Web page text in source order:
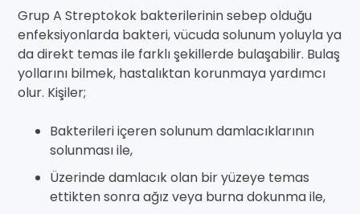
Grup A Streptokok bakterilerinin sebep olduğu
enfeksiyonlarda bakteri, vücuda solunum yoluyla ya
da direkt temas ile farklı şekillerde bulaşabilir. Bulaş
yollarını bilmek, hastalıktan korunmaya yardımcı
olur. Kişiler;
Bakterileri içeren solunum damlacıklarının
solunması ile,
Üzerinde damlacık olan bir yüzeye temas
ettikten sonra ağız veya burna dokunma ile,